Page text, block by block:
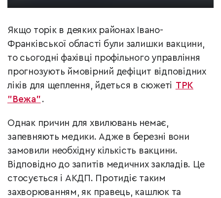
Якщо торік в деяких районах Івано-
Франківської області були залишки вакцини,
то сьогодні фахівці профільного управління
прогнозують ймовірний дефіцит відповідних
ліків для щеплення, йдеться в сюжеті ТРК
"Вежа" .
Однак причин для хвилювань немає,
запевняють медики. Адже в березні вони
замовили необхідну кількість вакцини.
Відповідно до запитів медичних закладів. Це
стосується і АКДП. Протидіє таким
захворюванням, як правець, кашлюк та